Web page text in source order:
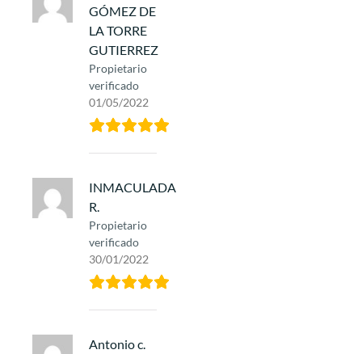
GÓMEZ DE
LA TORRE
GUTIERREZ
Propietario
verificado
01/05/2022
INMACULADA
R.
Propietario
verificado
30/01/2022
Antonio c.